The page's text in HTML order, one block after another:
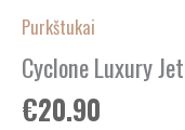
Purkštukai
Cyclone Luxury
€20.90